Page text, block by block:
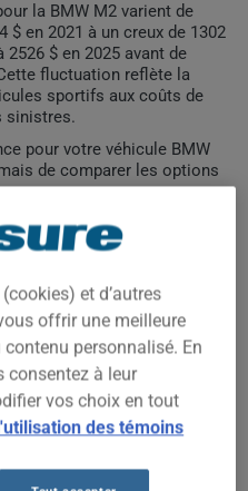
la BMW M2 varient de
$ en 2021 à un creux de 1302
$ en 2025 avant de
fluctuation reflète la
sportifs aux coûts de
sinistres.
pour votre véhicule BMW
de comparer les options
et d’autres
offrir une meilleure
personnalisé. En
consentez à leur
vos choix en tout
des témoins